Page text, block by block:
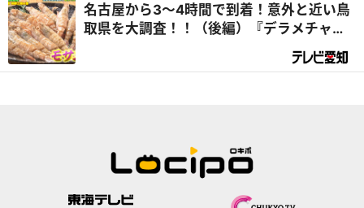
名古屋から3～4時間で到着！意外と近い鳥
取県を大調査！！（後編）『デラメチャ気